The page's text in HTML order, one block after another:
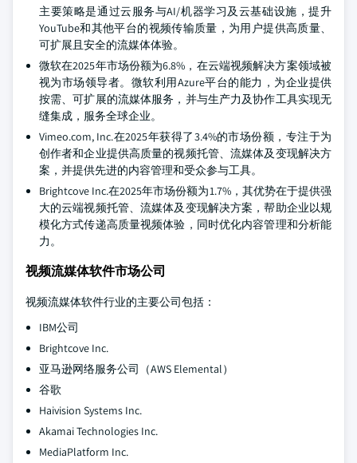
主要策略是通过云服务与AI/机器学习及云基础设施，提升
YouTube和其他平台的视频传输质量，为用户提供高质量、
可扩展且安全的流媒体体验。
微软在2025年市场份额为6.8%，在云端视频解决方案领域被
视为市场领导者。微软利用Azure平台的能力，为企业提供
按需、可扩展的流媒体服务，并与生产力及协作工具实现无
缝集成，服务全球企业。
Vimeo.com, Inc.在2025年获得了3.4%的市场份额，专注于为
创作者和企业提供高质量的视频托管、流媒体及变现解决方
案，并提供先进的内容管理和受众参与工具。
Brightcove Inc.在2025年市场份额为1.7%，其优势在于提供强
大的云端视频托管、流媒体及变现解决方案，帮助企业以规
模化方式传递高质量视频体验，同时优化内容管理和分析能
力。
视频流媒体软件市场公司
视频流媒体软件行业的主要公司包括：
IBM公司
Brightcove Inc.
亚马逊网络服务公司（AWS Elemental）
谷歌
Haivision Systems Inc.
Akamai Technologies Inc.
MediaPlatform Inc.